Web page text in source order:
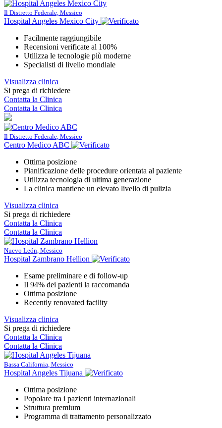
Il Distretto Federale, Messico
Hospital Angeles Mexico City
Facilmente raggiungibile
Recensioni verificate al 100%
Utilizza le tecnologie più moderne
Specialisti di livello mondiale
Visualizza clinica
Si prega di richiedere
Contatta la Clinica
Contatta la Clinica
Il Distretto Federale, Messico
Centro Medico ABC
Ottima posizione
Pianificazione delle procedure orientata al paziente
Utilizza tecnologia di ultima generazione
La clinica mantiene un elevato livello di pulizia
Visualizza clinica
Si prega di richiedere
Contatta la Clinica
Contatta la Clinica
Nuevo León, Messico
Hospital Zambrano Hellion
Esame preliminare e di follow-up
Il 94% dei pazienti la raccomanda
Ottima posizione
Recently renovated facility
Visualizza clinica
Si prega di richiedere
Contatta la Clinica
Contatta la Clinica
Bassa California, Messico
Hospital Angeles Tijuana
Ottima posizione
Popolare tra i pazienti internazionali
Struttura premium
Programma di trattamento personalizzato